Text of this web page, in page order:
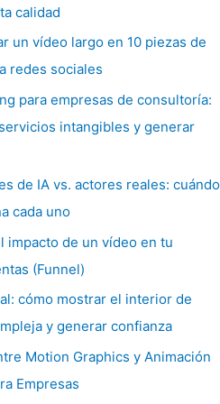
calidad
un vídeo largo en 10 piezas de
redes sociales
para empresas de consultoría:
intangibles y generar
de IA vs. actores reales: cuándo
cada uno
impacto de un vídeo en tu
(Funnel)
cómo mostrar el interior de
y generar confianza
Motion Graphics y Animación
Empresas